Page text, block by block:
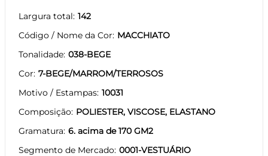
Largura total 142
Código / Nome da Cor MACCHIATO
Tonalidade 038-BEGE
Cor 7-BEGE/MARROM/TERROSOS
Motivo / Estampas 10031
Composição POLIESTER, VISCOSE, ELASTANO
Gramatura 6. acima de 170 GM2
Segmento de Mercado 0001-VESTUÁRIO